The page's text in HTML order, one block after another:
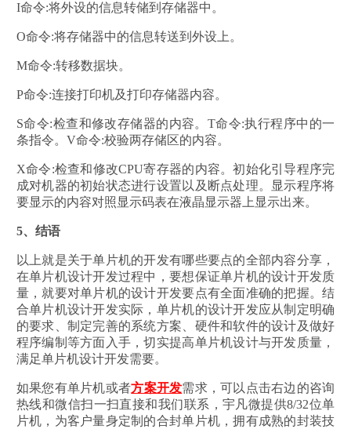
I命令:将外设的信息转储到存储器中。
O命令:将存储器中的信息转送到外设上。
M命令:转移数据块。
P命令:连接打印机及打印存储器内容。
S命令:检查和修改存储器的内容。T命令:执行程序中的一
条指令。V命令:校验两存储区的内容。
X命令:检查和修改CPU寄存器的内容。初始化引导程序完
成对机器的初始状态进行设置以及断点处理。显示程序将
要显示的内容对照显示码表在液晶显示器上显示出来。
5、结语
以上就是关于单片机的开发有哪些要点的全部内容分享，
在单片机设计开发过程中，要想保证单片机的设计开发质
量，就要对单片机的设计开发要点有全面准确的把握。结
合单片机设计开发实际，单片机的设计开发应从制定明确
的要求、制定完善的系统方案、硬件和软件的设计及做好
程序编制等方面入手，切实提高单片机设计与开发质量，
满足单片机设计开发需要。
如果您有单片机或者方案开发需求，可以点击右边的咨询
热线和微信扫一扫直接和我们联系，宇凡微提供8/32位单
片机，为客户量身定制的合封单片机，拥有成熟的封装技